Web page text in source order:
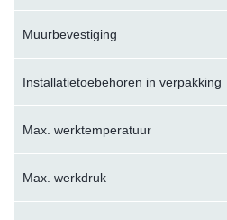
Muurbevestiging
Installatietoebehoren in verpakking
Max. werktemperatuur
Max. werkdruk